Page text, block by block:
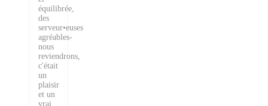
équilibrée,
des
serveur•euses
agréables-
nous
reviendrons,
c'était
un
plaisir
et un
vrai